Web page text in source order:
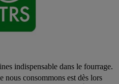
indispensable dans le fourrage.
nous consommons est dès lors